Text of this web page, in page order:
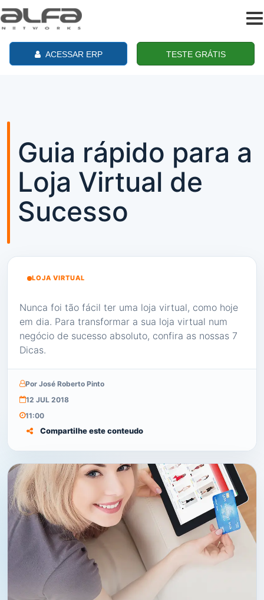
ACESSAR ERP TESTE GRÁTIS
Guia rápido para a
Loja Virtual de
Sucesso
LOJA VIRTUAL
Nunca foi tão fácil ter uma loja virtual, como hoje
em dia. Para transformar a sua loja virtual num
negócio de sucesso absoluto, confira as nossas 7
Dicas.
Por José Roberto Pinto
12 JUL 2018
11:00
Compartilhe este conteudo